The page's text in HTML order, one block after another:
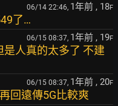
06/14 22:46, 1年前 , 18F
了…
06/15 08:37, 1年前 , 19F
人真的太多了 不建
06/15 08:37, 1年前 , 20F
回遠傳5G比較爽